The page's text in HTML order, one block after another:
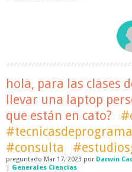
hola, para las clases
llevar una laptop
que están en cato?
#consulta
preguntado Mar 17, 2023 por Darwin
| Generales Ciencias